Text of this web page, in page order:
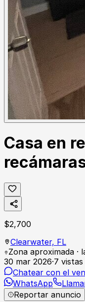
Casa en
$2,700
Clearwater, FL
Zona aproximada ·
30 mar 2026·7 vistas
Chatear con el
WhatsApp
Reportar anuncio